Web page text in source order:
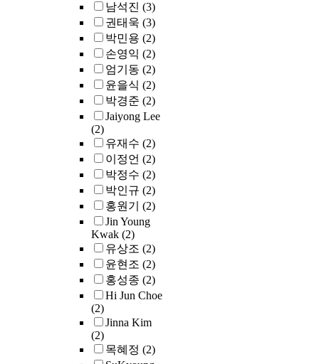
남석진 (3)
권태욱 (3)
박민용 (2)
손영익 (2)
엄기동 (2)
윤을식 (2)
박경준 (2)
Jaiyong Lee
(2)
유재수 (2)
이정언 (2)
박정수 (2)
박인규 (2)
홍원기 (2)
Jin Young
Kwak (2)
유상조 (2)
윤현조 (2)
홍성종 (2)
Hi Jun Choe
(2)
Jinna Kim
(2)
목혜정 (2)